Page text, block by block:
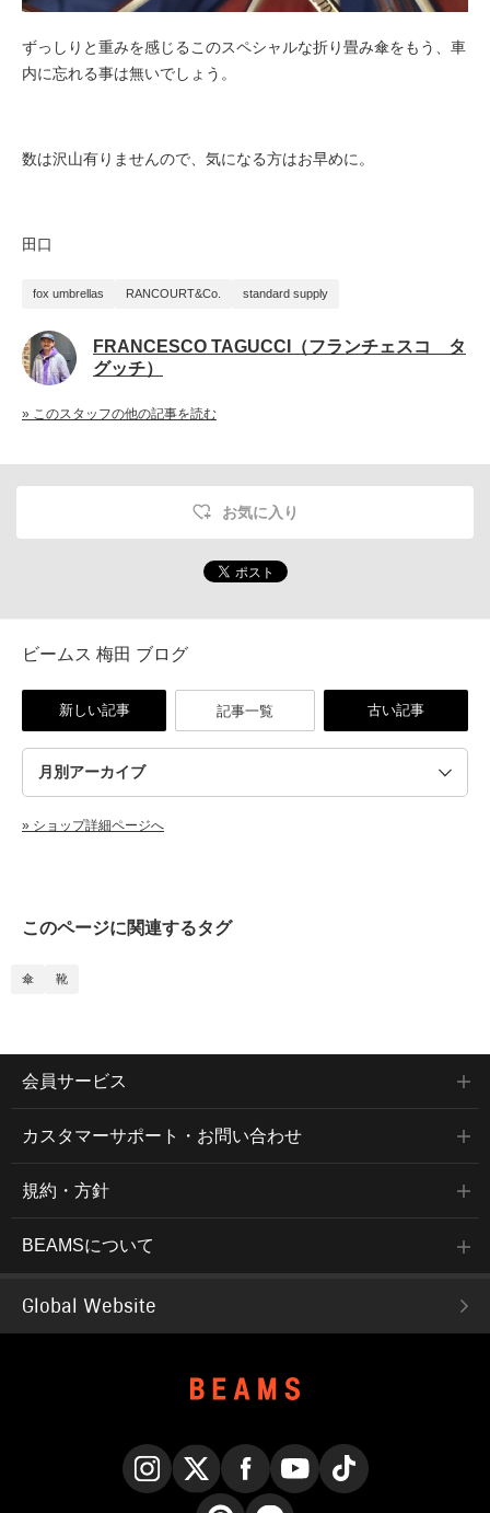
ずっしりと重みを感じるこのスペシャルな折り畳み傘をもう、車
内に忘れる事は無いでしょう。
数は沢山有りませんので、気になる方はお早めに。
田口
fox umbrellas RANCOURT&Co. standard supply
FRANCESCO TAGUCCI（フランチェスコ タ
グッチ）
» このスタッフの他の記事を読む
お気に入り
ビームス 梅田 ブログ
新しい記事 記事一覧 古い記事
» ショップ詳細ページへ
このページに関連するタグ
傘 靴
会員サービス
カスタマーサポート・お問い合わせ
規約・方針
BEAMSについて
Global Website